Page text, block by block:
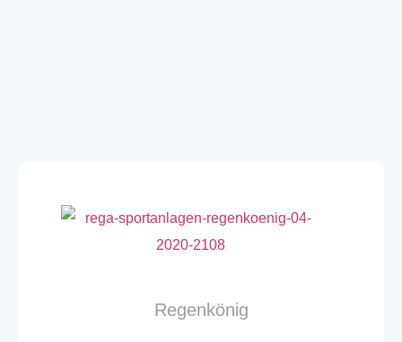
Regenkönig